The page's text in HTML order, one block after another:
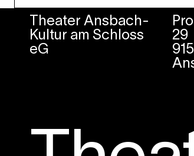
Theater Ansbach-
Kultur am Schloss
eG
29